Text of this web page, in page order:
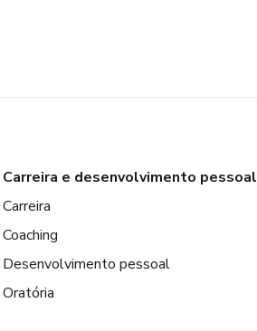
Carreira e desenvolvimento pessoal
Carreira
Coaching
Desenvolvimento pessoal
Oratória